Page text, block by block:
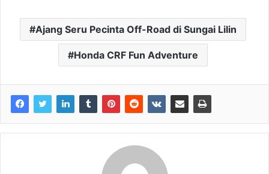
Ajang Seru Pecinta Off-Road di Sungai Lilin
Honda CRF Fun Adventure